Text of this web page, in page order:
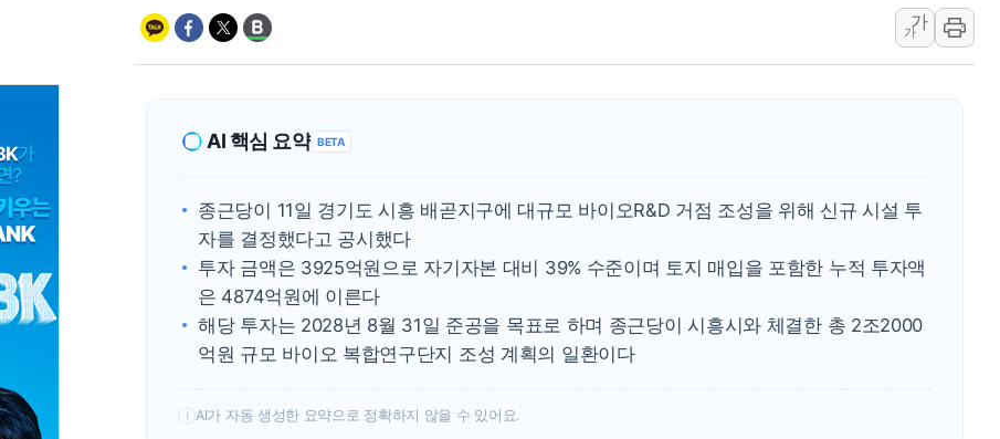
오세훈 "용산공원 주택 검토, 민주당 스스로 원칙 뒤집는 것"
충북 주말 무더위 지속…청주·진천 35도, 곳곳 소나기
트럼프, 쿡 연준 이사 해임 재추진…"26일까지 의혹 소명" 요
유럽증시, 美 고용 예상 밖 부진에 연준 금리 인상 가능성
가
가
AI 핵심 요약 BETA
종근당이 11일 경기도 시흥 배곧지구에 대규모 바이오R&D 거점 조성을 위해 신규 시설 투
자를 결정했다고 공시했다
투자 금액은 3925억원으로 자기자본 대비 39% 수준이며 토지 매입을 포함한 누적 투자액
은 4874억원에 이른다
해당 투자는 2028년 8월 31일 준공을 목표로 하며 종근당이 시흥시와 체결한 총 2조2000
억원 규모 바이오 복합연구단지 조성 계획의 일환이다
! AI가 자동 생성한 요약으로 정확하지 않을 수 있어요.